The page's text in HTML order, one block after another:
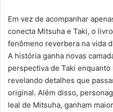
Em vez de acompanhar
conecta Mitsuha e Taki, o
fenômeno reverbera na vida
A história ganha novas
perspectiva de Taki
revelando detalhes que
original. Além disso,
leal de Mitsuha, ganham